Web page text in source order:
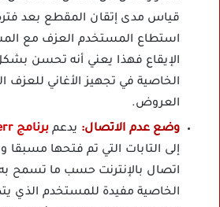
قياس مدى إتقان المقطع بعد فترة
استطاع المستخدم العزف مع
الإيقاع فهذا يعني أنه تحسن
الخاصية في تجهيز الأغاني للعزف
العروض.
وضع عدم الاتصال: يدعم برنامج Songsterr مهكر
إلى التابات التي تم فتحها مسبقا
اتصال بالإنترنت حسب ما تسمح
الخاصية مفيدة للمستخدم الذي